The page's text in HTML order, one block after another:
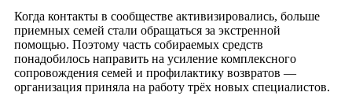
Когда контакты в сообществе активизировались, больше
приемных семей стали обращаться за экстренной
помощью. Поэтому часть собираемых средств
понадобилось направить на усиление комплексного
сопровождения семей и профилактику возвратов —
организация приняла на работу трёх новых специалистов.